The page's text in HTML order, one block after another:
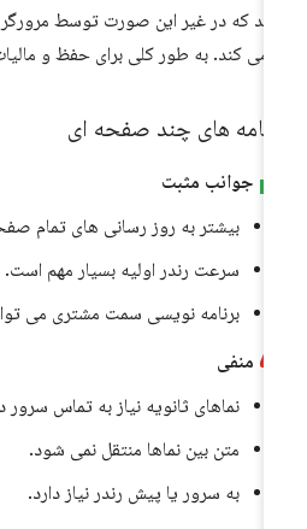
که در غیر این صورت توسط مرورگر
می کند. به طور کلی برای حفظ و مالیات
های چند صفحه ای
جوانب مثبت
بیشتر به روز رسانی های تمام صفحه.
سرعت رندر اولیه بسیار مهم است.
برنامه نویسی سمت مشتری می
منفی
نماهای ثانویه نیاز به تماس سرور
متن بین نماها منتقل نمی شود.
به سرور یا پیش رندر نیاز دارد.